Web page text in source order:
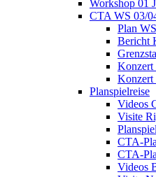
Workshop 01
CTA WS 03/
Plan
Bericht
Konzert
Konzert
Planspielreise
Videos
Visite
CTA-
CTA-
Videos